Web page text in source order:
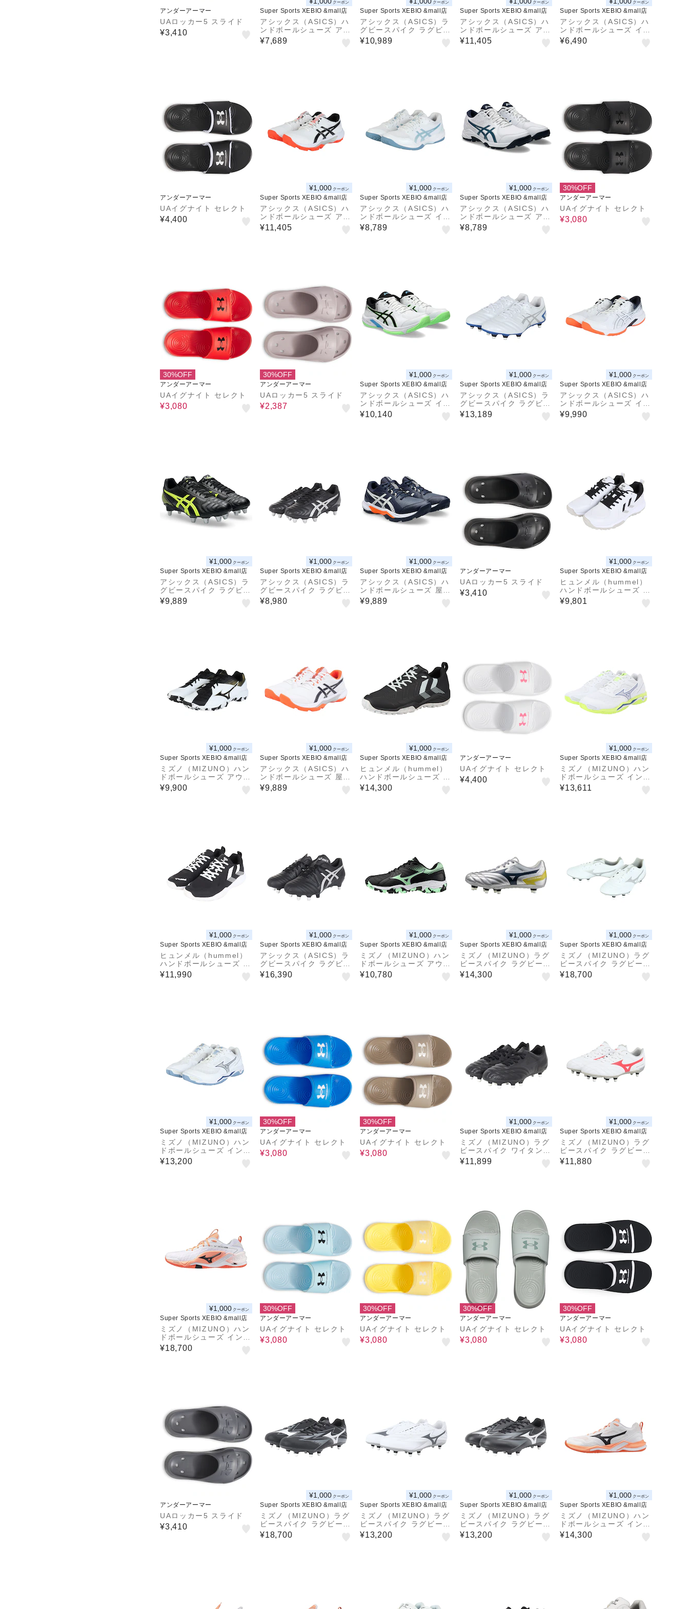
アンダーアーマー
UAロッカー5 スライド
¥3,410
クーポン
Super Sports XEBIO &mall店
アシックス（ASICS）ハ
ンドボールシューズ アウ
トドア用 屋外用 GEL-P
EAKE 2 1113A036.104
¥7,689
クーポン
Super Sports XEBIO &mall店
アシックス（ASICS）ラ
グビースパイク ラグビー
シューズ DSライト DS
LIGHT GAIN ST WIDE
¥10,989
クーポン
Super Sports XEBIO &mall店
アシックス（ASICS）ハ
ンドボールシューズ アウ
トドア用 屋外用 GEL-P
EAKE 3 1113A057.103
¥11,405
クーポン
Super Sports XEBIO &mall店
アシックス（ASICS）ハ
ンドボールシューズ イン
ドア用 屋内用 室内用 G
EL-TASK 4 1071A103.
¥6,490
アンダーアーマー
UAイグナイト セレクト
¥4,400
¥1,000 クーポン
Super Sports XEBIO &mall店
アシックス（ASICS）ハ
ンドボールシューズ アウ
トドア用 屋外用 GEL-P
EAKE 3 1113A057.104
¥11,405
¥1,000 クーポン
Super Sports XEBIO &mall店
アシックス（ASICS）ハ
ンドボールシューズ イン
ドア用 屋内用 室内用 G
EL-TASK 4 1071A103.
¥8,789
¥1,000 クーポン
Super Sports XEBIO &mall店
アシックス（ASICS）ハ
ンドボールシューズ アウ
トドア用 屋外用 GEL-P
EAKE 2 1113A036.106
¥8,789
30%OFF
アンダーアーマー
UAイグナイト セレクト
¥3,080
30%OFF
アンダーアーマー
UAイグナイト セレクト
¥3,080
30%OFF
アンダーアーマー
UAロッカー5 スライド
¥2,387
¥1,000 クーポン
Super Sports XEBIO &mall店
アシックス（ASICS）ハ
ンドボールシューズ イン
ドア用 屋内用 室内用 BE
YOND FF 1073A057.1
¥10,140
¥1,000 クーポン
Super Sports XEBIO &mall店
アシックス（ASICS）ラ
グビースパイク ラグビー
シューズ DS LIGHT GA
IN ST WIDE 1101A04
¥13,189
¥1,000 クーポン
Super Sports XEBIO &mall店
アシックス（ASICS）ハ
ンドボールシューズ イン
ドア用 屋内用 室内用 BE
YOND FF 1073A057.1
¥9,990
¥1,000 クーポン
Super Sports XEBIO &mall店
アシックス（ASICS）ラ
グビースパイク ラグビー
シューズ リーサルタック
ル LETHAL TACKLE 11
¥9,889
¥1,000 クーポン
Super Sports XEBIO &mall店
アシックス（ASICS）ラ
グビースパイク ラグビー
シューズ LETHAL TACK
LE WIDE P507Y.003
¥8,980
¥1,000 クーポン
Super Sports XEBIO &mall店
アシックス（ASICS）ハ
ンドボールシューズ 屋外
用 アウトドアコート用
GEL-PEAKE 3 1113A0
¥9,889
アンダーアーマー
UAロッカー5 スライド
¥3,410
¥1,000 クーポン
Super Sports XEBIO &mall店
ヒュンメル（hummel）
ハンドボールシューズ ア
ウトドア用 屋外用 グラ
ンドシューター6 HAS60
¥9,801
¥1,000 クーポン
Super Sports XEBIO &mall店
ミズノ（MIZUNO）ハン
ドボールシューズ アウト
ドア用 屋外用 ウエーブ
ガイア3 WIDE X1GD23
¥9,900
¥1,000 クーポン
Super Sports XEBIO &mall店
アシックス（ASICS）ハ
ンドボールシューズ 屋外
用 アウトドアコート用
GEL-PEAKE 3 1113A0
¥9,889
¥1,000 クーポン
Super Sports XEBIO &mall店
ヒュンメル（hummel）
ハンドボールシューズ ア
ウトドア用 屋外用 グラ
ンドフライ5 HAS6019-
¥14,300
アンダーアーマー
UAイグナイト セレクト
¥4,400
¥1,000 クーポン
Super Sports XEBIO &mall店
ミズノ（MIZUNO）ハン
ドボールシューズ インド
ア用 屋内用 室内用 ウエ
ーブファントム3 X1GA2
¥13,611
¥1,000 クーポン
Super Sports XEBIO &mall店
ヒュンメル（hummel）
ハンドボールシューズ イ
ンドア用 屋内用 室内用
インドアソルジャーNEO
¥11,990
¥1,000 クーポン
Super Sports XEBIO &mall店
アシックス（ASICS）ラ
グビースパイク ラグビー
シューズ GEL-LETHAL
TIGHT FIVE WIDE 111
¥16,390
¥1,000 クーポン
Super Sports XEBIO &mall店
ミズノ（MIZUNO）ハン
ドボールシューズ アウト
ドア用 屋外用 ウエーブ
ガイア3 X1GD185006
¥10,780
¥1,000 クーポン
Super Sports XEBIO &mall店
ミズノ（MIZUNO）ラグ
ビースパイク ラグビーシ
ューズ ワイタンギ II CL
R1GA250104
¥14,300
¥1,000 クーポン
Super Sports XEBIO &mall店
ミズノ（MIZUNO）ラグ
ビースパイク ラグビーシ
ューズ ワイタンギPS R1
GA230003
¥18,700
¥1,000 クーポン
Super Sports XEBIO &mall店
ミズノ（MIZUNO）ハン
ドボールシューズ インド
ア用 屋内用 室内用 ウエ
ーブファントム3 X1GA2
¥13,200
30%OFF
アンダーアーマー
UAイグナイト セレクト
¥3,080
30%OFF
アンダーアーマー
UAイグナイト セレクト
¥3,080
¥1,000 クーポン
Super Sports XEBIO &mall店
ミズノ（MIZUNO）ラグ
ビースパイク ワイタンギ
2 CL R1GA200100 ラ
グビーシューズ
¥11,899
¥1,000 クーポン
Super Sports XEBIO &mall店
ミズノ（MIZUNO）ラグ
ビースパイク ラグビーシ
ューズ ワイタンギII CL
R1GA240160
¥11,880
¥1,000 クーポン
Super Sports XEBIO &mall店
ミズノ（MIZUNO）ハン
ドボールシューズ インド
ア用 屋内用 室内用 ウエ
ーブステルス NEO2.1 X
¥18,700
30%OFF
アンダーアーマー
UAイグナイト セレクト
¥3,080
30%OFF
アンダーアーマー
UAイグナイト セレクト
¥3,080
30%OFF
アンダーアーマー
UAイグナイト セレクト
¥3,080
30%OFF
アンダーアーマー
UAイグナイト セレクト
¥3,080
アンダーアーマー
UAロッカー5 スライド
¥3,410
¥1,000 クーポン
Super Sports XEBIO &mall店
ミズノ（MIZUNO）ラグ
ビースパイク ラグビーシ
ューズ ワイタンギ PRO
R1GA260001
¥18,700
¥1,000 クーポン
Super Sports XEBIO &mall店
ミズノ（MIZUNO）ラグ
ビースパイク ラグビーシ
ューズ ワイタンギ CLU
B R1GA261004
¥13,200
¥1,000 クーポン
Super Sports XEBIO &mall店
ミズノ（MIZUNO）ラグ
ビースパイク ラグビーシ
ューズ ワイタンギ CLU
B R1GA261001
¥13,200
¥1,000 クーポン
Super Sports XEBIO &mall店
ミズノ（MIZUNO）ハン
ドボールシューズ インド
ア用 屋内用 室内用 ウエ
ーブステルス PRO X1G
¥14,300